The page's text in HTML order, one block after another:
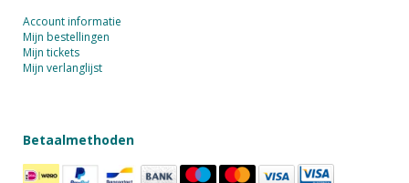
Account informatie
Mijn bestellingen
Mijn tickets
Mijn verlanglijst
Betaalmethoden